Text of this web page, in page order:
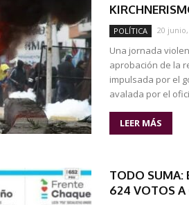
POLÍTICA 20 junio,
Una jornada
aprobación de la
impulsada por el
avalada por el
LEER MÁS
TODO SUMA:
624 VOTOS A